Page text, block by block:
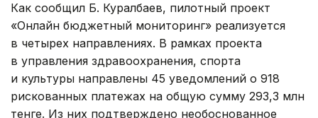
Как сообщил Б. Куралбаев, пилотный проект
«Онлайн бюджетный мониторинг» реализуется
в четырех направлениях. В рамках проекта
в управления здравоохранения, спорта
и культуры направлены 45 уведомлений о 918
рискованных платежах на общую сумму 293,3 млн
тенге. Из них подтверждено необоснованное